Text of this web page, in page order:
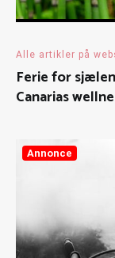
Alle artikler på
Ferie for
Canarias
Annonce